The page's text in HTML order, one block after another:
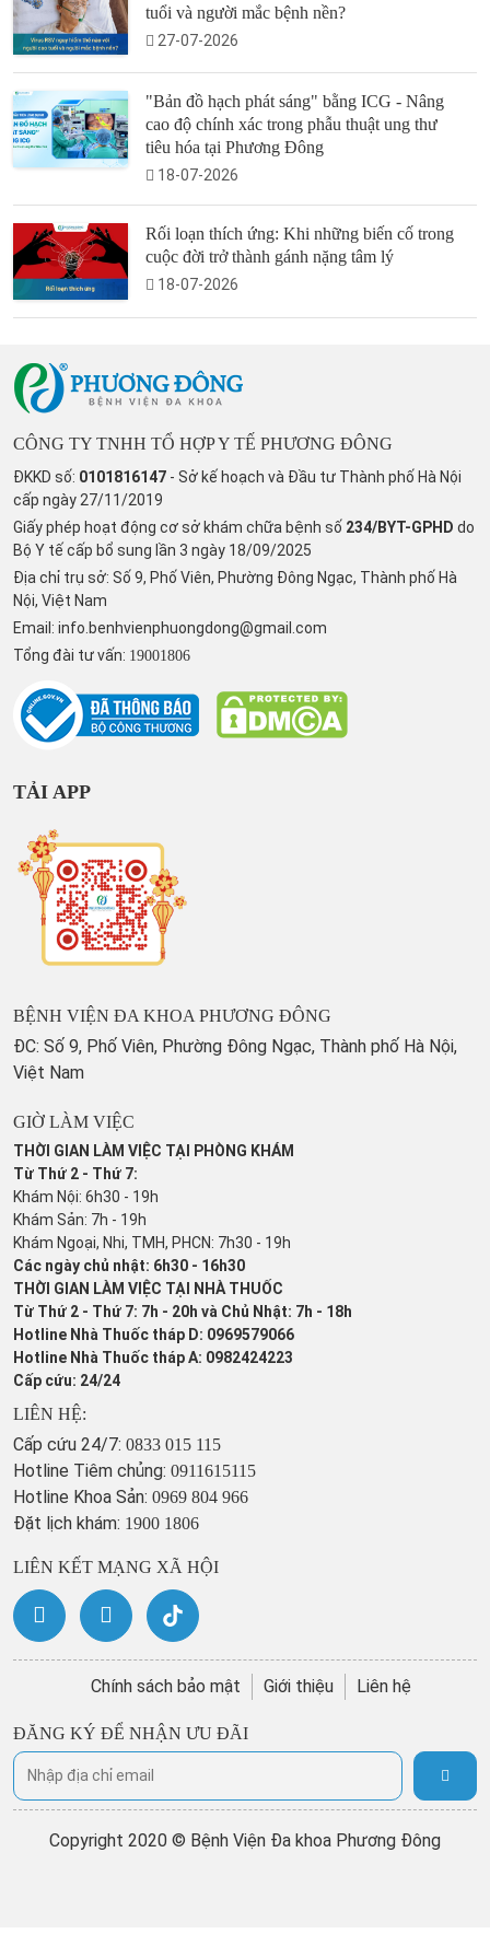
tuổi và người mắc bệnh nền?
27-07-2026
"Bản đồ hạch phát sáng" bằng ICG - Nâng
cao độ chính xác trong phẫu thuật ung thư
tiêu hóa tại Phương Đông
18-07-2026
Rối loạn thích ứng: Khi những biến cố trong
cuộc đời trở thành gánh nặng tâm lý
18-07-2026
CÔNG TY TNHH TỔ HỢP Y TẾ PHƯƠNG ĐÔNG
ĐKKD số: 0101816147 - Sở kế hoạch và Đầu tư Thành phố Hà Nội
cấp ngày 27/11/2019
Giấy phép hoạt động cơ sở khám chữa bệnh số 234/BYT-GPHD do
Bộ Y tế cấp bổ sung lần 3 ngày 18/09/2025
Địa chỉ trụ sở: Số 9, Phố Viên, Phường Đông Ngạc, Thành phố Hà
Nội, Việt Nam
Email: info.benhvienphuongdong@gmail.com
Tổng đài tư vấn: 19001806
TẢI APP
BỆNH VIỆN ĐA KHOA PHƯƠNG ĐÔNG
ĐC: Số 9, Phố Viên, Phường Đông Ngạc, Thành phố Hà Nội,
Việt Nam
GIỜ LÀM VIỆC
THỜI GIAN LÀM VIỆC TẠI PHÒNG KHÁM
Từ Thứ 2 - Thứ 7:
Khám Nội: 6h30 - 19h
Khám Sản: 7h - 19h
Khám Ngoại, Nhi, TMH, PHCN: 7h30 - 19h
Các ngày chủ nhật: 6h30 - 16h30
THỜI GIAN LÀM VIỆC TẠI NHÀ THUỐC
Từ Thứ 2 - Thứ 7: 7h - 20h và Chủ Nhật: 7h - 18h
Hotline Nhà Thuốc tháp D: 0969579066
Hotline Nhà Thuốc tháp A: 0982424223
Cấp cứu: 24/24
LIÊN HỆ:
Cấp cứu 24/7: 0833 015 115
Hotline Tiêm chủng: 0911615115
Hotline Khoa Sản: 0969 804 966
Đặt lịch khám: 1900 1806
LIÊN KẾT MẠNG XÃ HỘI
Chính sách bảo mật Giới thiệu Liên hệ
ĐĂNG KÝ ĐỂ NHẬN ƯU ĐÃI
Copyright 2020 © Bệnh Viện Đa khoa Phương Đông